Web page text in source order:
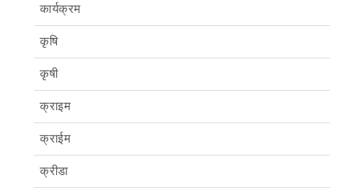
कार्यक्रम
कृषि
कृषी
क्राइम
क्राईम
क्रीडा